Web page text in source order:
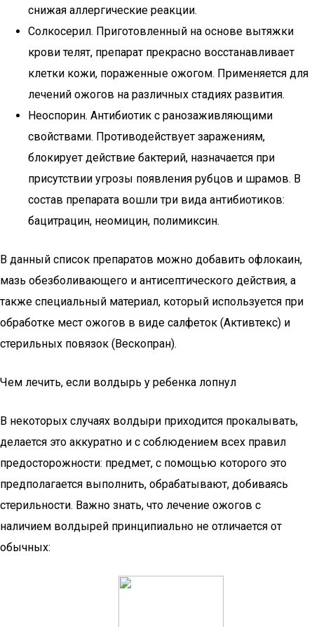
снижая аллергические реакции.
Солкосерил. Приготовленный на основе вытяжки
крови телят, препарат прекрасно восстанавливает
клетки кожи, пораженные ожогом. Применяется для
лечений ожогов на различных стадиях развития.
Неоспорин. Антибиотик с ранозаживляющими
свойствами. Противодействует заражениям,
блокирует действие бактерий, назначается при
присутствии угрозы появления рубцов и шрамов. В
состав препарата вошли три вида антибиотиков:
бацитрацин, неомицин, полимиксин.
В данный список препаратов можно добавить офлокаин,
мазь обезболивающего и антисептического действия, а
также специальный материал, который используется при
обработке мест ожогов в виде салфеток (Активтекс) и
стерильных повязок (Вескопран).
Чем лечить, если волдырь у ребенка лопнул
В некоторых случаях волдыри приходится прокалывать,
делается это аккуратно и с соблюдением всех правил
предосторожности: предмет, с помощью которого это
предполагается выполнить, обрабатывают, добиваясь
стерильности. Важно знать, что лечение ожогов с
наличием волдырей принципиально не отличается от
обычных: